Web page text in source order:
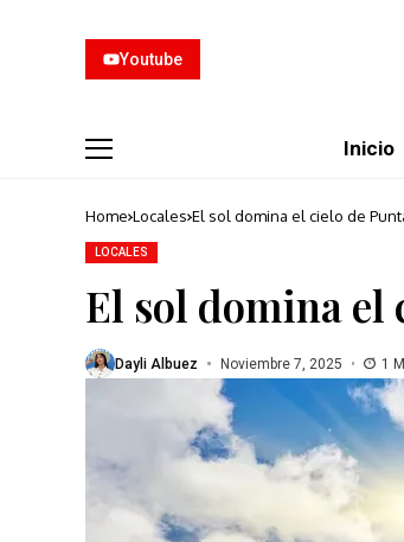
Youtube
Inicio
Home Locales El sol domina el cielo de
LOCALES
El sol domina el
Dayli Albuez Noviembre 7, 2025 1